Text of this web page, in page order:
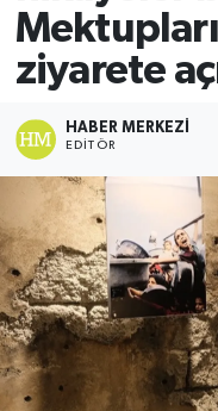
ziyarete
HABER MERKEZI
EDITÖR